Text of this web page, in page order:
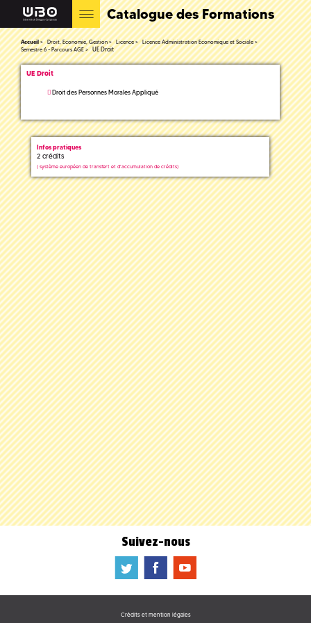
Catalogue des Formations
Accueil Droit, Economie, Gestion Licence
Licence Administration Economique et Sociale
Semestre 6 - Parcours AGE
UE Droit
UE Droit
Droit des Personnes Morales Appliqué
Infos pratiques
2 crédits
( système européen de transfert et d'accumulation de crédits)
Suivez-nous
a b f
Crédits et mention légales